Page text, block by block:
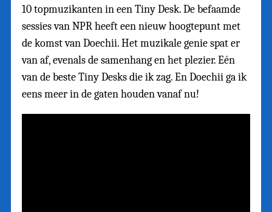
10 topmuzikanten in een Tiny Desk. De befaamde
sessies van NPR heeft een nieuw hoogtepunt met
de komst van Doechii. Het muzikale genie spat er
van af, evenals de samenhang en het plezier. Eén
van de beste Tiny Desks die ik zag. En Doechii ga ik
eens meer in de gaten houden vanaf nu!